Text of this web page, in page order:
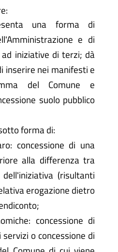
una forma di
e di
iniziative di terzi; dà
inserire nei manifesti e
del Comune e
suolo pubblico
forma di:
concessione di una
alla differenza tra
(risultanti
erogazione dietro
concessione di
o concessione di